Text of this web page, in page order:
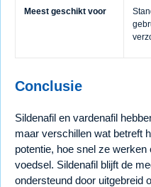
Meest geschikt voor
Conclusie
Sildenafil en vardenafil
maar verschillen wat betreft
potentie, hoe snel ze
voedsel. Sildenafil blijft de
ondersteund door uitgebreid